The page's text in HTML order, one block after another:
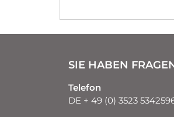
SIE HABEN
Telefon
DE + 49 (0) 3523